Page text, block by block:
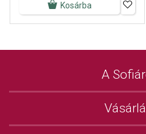
Kosárba
A